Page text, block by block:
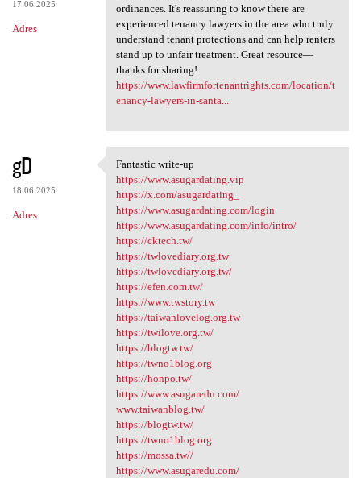
17.06.2025
Adres
ordinances. It's reassuring to know there are
experienced tenancy lawyers in the area who truly
understand tenant protections and can help renters
stand up to unfair treatment. Great resource—
thanks for sharing!
https://www.lawfirmfortenantrights.com/location/t
enancy-lawyers-in-santa...
gD
18.06.2025
Adres
Fantastic write-up
Fantastic write-up
https://www.asugardating.vip
https://x.com/asugardating_
https://www.asugardating.com/login
https://www.asugardating.com/info/intro/
https://cktech.tw/
https://twlovediary.org.tw
https://twlovediary.org.tw/
https://efen.com.tw/
https://www.twstory.tw
https://taiwanlovelog.org.tw
https://twilove.org.tw/
https://blogtw.tw/
https://twno1blog.org
https://honpo.tw/
https://www.asugaredu.com/
www.taiwanblog.tw/
https://blogtw.tw/
https://twno1blog.org
https://mossa.tw//
https://www.asugaredu.com/